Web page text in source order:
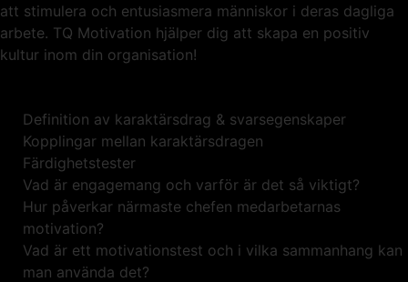
att stimulera och entusiasmera människor i deras dagliga
arbete. TQ Motivation hjälper dig att skapa en positiv
kultur inom din organisation!
Definition av karaktärsdrag & svarsegenskaper
Kopplingar mellan karaktärsdragen
Färdighetstester
Vad är engagemang och varför är det så viktigt?
Hur påverkar närmaste chefen medarbetarnas
motivation?
Vad är ett motivationstest och i vilka sammanhang kan
man använda det?